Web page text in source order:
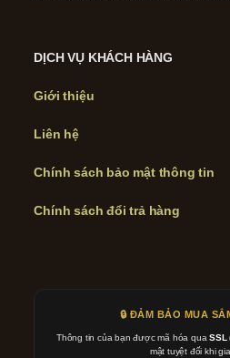
DỊCH VỤ KHÁCH HÀNG
Giới thiệu
Liên hệ
Chính sách bảo mật thông tin
Chính sách đổi trả hàng
🔒 ĐẢM BẢO MUA
Thông tin của bạn được mã hóa quaSSL
mật tuyệt đối khi